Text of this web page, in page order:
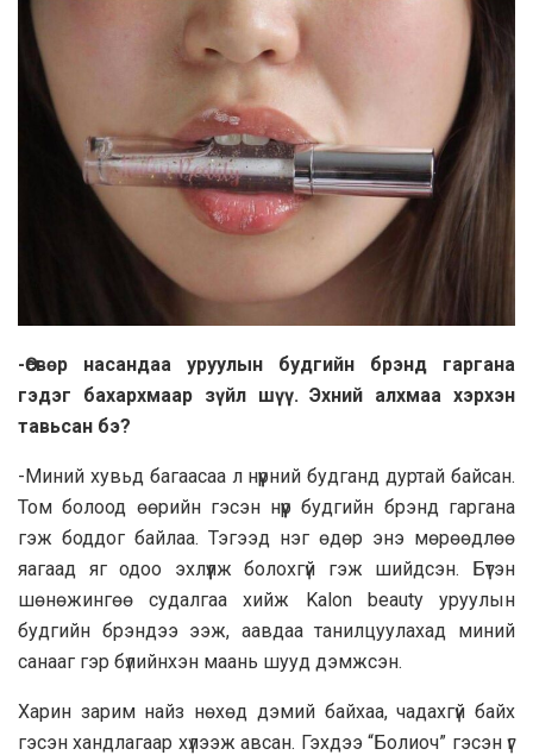
-Өсвөр насандаа уруулын будгийн брэнд гаргана
гэдэг бахархмаар зүйл шүү. Эхний алхмаа хэрхэн
тавьсан бэ?
-Миний хувьд багаасаа л нүүрний будганд дуртай байсан.
Том болоод өөрийн гэсэн нүүр будгийн брэнд гаргана
гэж боддог байлаа. Тэгээд нэг өдөр энэ мөрөөдлөө
яагаад яг одоо эхлүүлж болохгүй гэж шийдсэн. Бүтэн
шөнөжингөө судалгаа хийж Kalon beauty уруулын
будгийн брэндээ ээж, аавдаа танилцуулахад миний
санааг гэр бүлийнхэн маань шууд дэмжсэн.
Харин зарим найз нөхөд дэмий байхаа, чадахгүй байх
гэсэн хандлагаар хүлээж авсан. Гэхдээ “Болиоч” гэсэн үг